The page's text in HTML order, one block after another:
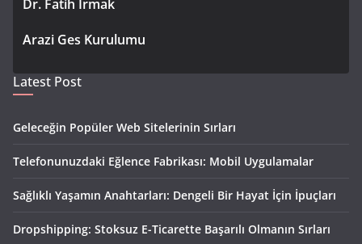
Dr. Fatih Irmak
Arazi Ges Kurulumu
Latest Post
Geleceğin Popüler Web Sitelerinin Sırları
Telefonunuzdaki Eğlence Fabrikası: Mobil Uygulamalar
Sağlıklı Yaşamın Anahtarları: Dengeli Bir Hayat İçin İpuçları
Dropshipping: Stoksuz E-Ticarette Başarılı Olmanın Sırları